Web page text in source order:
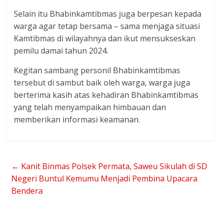
Selain itu Bhabinkamtibmas juga berpesan kepada
warga agar tetap bersama – sama menjaga situasi
Kamtibmas di wilayahnya dan ikut mensukseskan
pemilu damai tahun 2024.
Kegitan sambang personil Bhabinkamtibmas
tersebut di sambut baik oleh warga, warga juga
berterima kasih atas kehadiran Bhabinkamtibmas
yang telah menyampaikan himbauan dan
memberikan informasi keamanan.
← Kanit Binmas Polsek Permata, Saweu Sikulah di SD
Negeri Buntul Kemumu Menjadi Pembina Upacara
Bendera